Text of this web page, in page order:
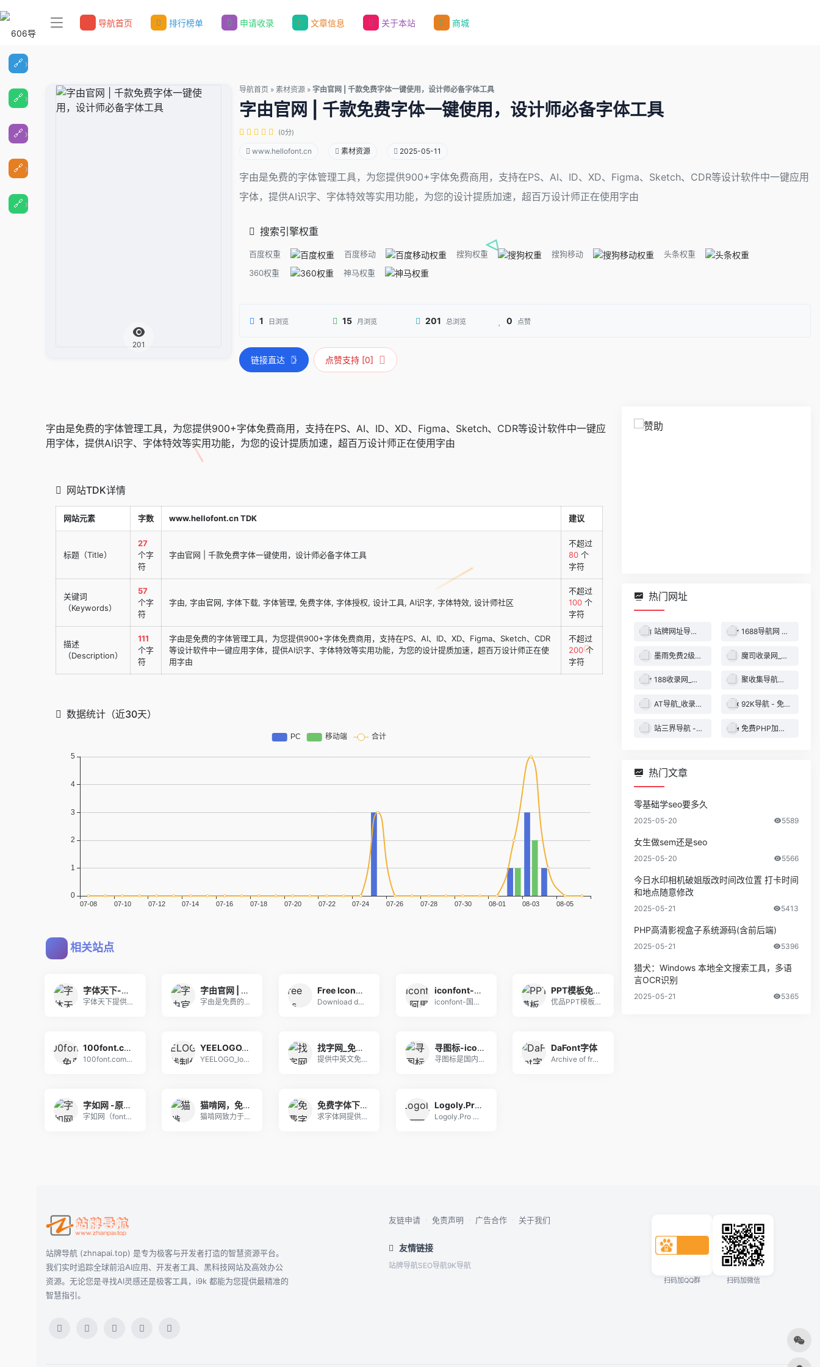
导航首页 排行榜单 申请收录 文章信息 关于本站 商城
201
导航首页 » 素材资源 » 字由官网 | 千款免费字体一键使用，设计师必备字体工具
字由官网 | 千款免费字体一键使用，设计师必备字体工具
(0分)
www.hellofont.cn 素材资源 2025-05-11
字由是免费的字体管理工具，为您提供900+字体免费商用，支持在PS、AI、ID、XD、Figma、Sketch、CDR等设计软件中一键应用
字体，提供AI识字、字体特效等实用功能，为您的设计提质加速，超百万设计师正在使用字由
搜索引擎权重
百度权重 百度移动 搜狗权重 搜狗移动
头条权重
360权重
神马权重
1 日浏览 15 月浏览 201 总浏览 0 点赞
链接直达 点赞支持 [0]
字由是免费的字体管理工具，为您提供900+字体免费商用，支持在PS、AI、ID、XD、Figma、Sketch、CDR等设计软件中一键应
用字体，提供AI识字、字体特效等实用功能，为您的设计提质加速，超百万设计师正在使用字由
网站TDK详情
网站元素 字数 www.hellofont.cn TDK 建议
标题（Title）
27
个字
符
字由官网 | 千款免费字体一键使用，设计师必备字体工具
不超过
80 个
字符
关键词
（Keywords）
57
个字
符
字由, 字由官网, 字体下载, 字体管理, 免费字体, 字体授权, 设计工具, AI识字, 字体特效, 设计师社区
不超过
100 个
字符
描述
（Description）
111
个字
符
字由是免费的字体管理工具，为您提供900+字体免费商用，支持在PS、AI、ID、XD、Figma、Sketch、CDR
等设计软件中一键应用字体，提供AI识字、字体特效等实用功能，为您的设计提质加速，超百万设计师正在使
用字由
不超过
200个
字符
数据统计（近30天）
相关站点
字体天下-提供各类字体的免费下载和在线预览服务
字体天下提供中文字体、手写字体、英文字体、图形字
字由官网 | 千款免费字体一键使用，设计师必备字体工具
字由是免费的字体管理工具，为您提供900+字体免
Free Icons, Clipart Illustrations, Photos, and Music
Download design elements
iconfont-阿里巴巴矢量图标库
iconfont-国内功能很强大且图标内容很丰富
PPT模板免费下载_精美免费PPT模板下载 -【优品PPT】
优品PPT模板网是一家专注于分享高质量的免费PP
100font.com - 免费商用字体大全 - 免费字体下载网站
100font.com是一个专业免费商用字体下载
YEELOGO_logo在线制作
YEELOGO_logo在线制作logo在线制作
找字网_免费字体下载、字体在线商用授权、ttf字体分享、专业字体网站！
提供中英文免费字体下载、手写字体下载、书法字体下
寻图标-icon图标-png图标-网页图标素材下载
寻图标是国内功能强大图标内容丰富的icon图标库
DaFont字体
Archive of freely downlo
字如网 -原创正版字体免费下载-字如您所愿会员全站可商用｜官方授权
字如网（fontru.com) 提供原创正版字体
猫啃网，免费商用字体，广州市海锋网络科技有限公司
猫啃网致力于与大家分享无版权问题的免费商用字体信
免费字体下载_字体识别 - 求字体网
求字体网提供字体识别,字体预览,免费字体下载,字
Logoly.Pro —— A creative Logo Generator
Logoly.Pro —— A creative
热门网址
站牌网址导航收录网 | 精选网站导航，自动秒收录服务 - 最全网址收录！ 1688导航网 - 技术导航 - 名站网址 - 名站导航 - 免费外链 - 免费收录网站
墨雨免费2级域名 - 二级域名分发服务平台 魔司收录网_分类目录网_免费网站目录_网站收录_网址提交_免费收录网站
188收录网_网站收录-友情链接交换-网址收录-自动秒收录 聚收集导航网 - 海量分类资源一站式导航
AT导航_收录网_免费收录网站_自动收录网_秒收录 92K导航 - 免费自动秒收录网址导航
站三界导航 - 网站目录,网址提交,分类目录,网站大全,名站导航之家 免费PHP加密系统 - PHP代码加密平台
热门文章
零基础学seo要多久
2025-05-20 5589
女生做sem还是seo
2025-05-20 5566
今日水印相机破姐版改时间改位置 打卡时间
和地点随意修改
2025-05-21 5413
PHP高清影视盒子系统源码(含前后端)
2025-05-21 5396
猎犬：Windows 本地全文搜索工具，多语
言OCR识别
2025-05-21 5365
站牌导航 (zhnapai.top) 是专为极客与开发者打造的智慧资源平台。
我们实时追踪全球前沿AI应用、开发者工具、黑科技网站及高效办公
资源。无论您是寻找AI灵感还是极客工具，i9k 都能为您提供最精准的
智慧指引。
友链申请 · 免责声明 · 广告合作 · 关于我们
友情链接
站牌导航SEO导航9K导航
扫码加QQ群 扫码加微信